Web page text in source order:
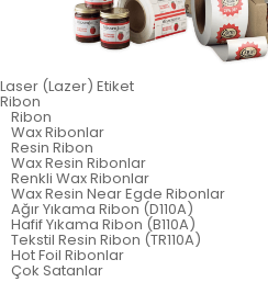
Laser (Lazer) Etiket
Ribon
Ribon
Wax Ribonlar
Resin Ribon
Wax Resin Ribonlar
Renkli Wax Ribonlar
Wax Resin Near Egde Ribonlar
Ağır Yıkama Ribon (D110A)
Hafif Yıkama Ribon (B110A)
Tekstil Resin Ribon (TR110A)
Hot Foil Ribonlar
Çok Satanlar